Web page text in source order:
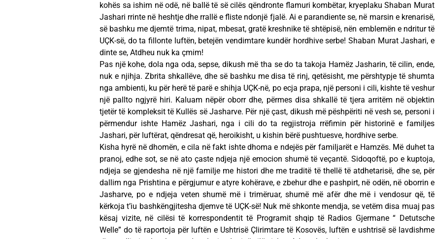
kohës sa ishim në odë, në ballë të së cilës qëndronte flamuri kombëtar, kryeplaku Shaban Murat
Jashari rrinte në heshtje dhe rrallë e fliste ndonjë fjalë. Ai e parandiente se, në marsin e krenarisë,
së bashku me djemtë trima, nipat, mbesat, gratë kreshnike të shtëpisë, nën emblemën e ndritur të
UÇK-së, do ta fillonte luftën, betejën vendimtare kundër hordhive serbe! Shaban Murat Jashari, e
dinte se, Atdheu nuk ka çmim!
Pas një kohe, dola nga oda, sepse, dikush më tha se do ta takoja Hamëz Jasharin, të cilin, ende,
nuk e njihja. Zbrita shkallëve, dhe së bashku me disa të rinj, qetësisht, me përshtypje të shumta
nga ambienti, ku për herë të parë e shihja UÇK-në, po ecja prapa, një personi i cili, kishte të veshur
një pallto ngjyrë hiri. Kaluam nëpër oborr dhe, përmes disa shkallë të tjera arritëm në objektin
tjetër të kompleksit të Kullës së Jasharve. Për një çast, dikush më pëshpëriti në vesh se, personi i
përmendur ishte Hamëz Jashari, nga i cili do ta regjistroja rrëfimin për historinë e familjes
Jashari, për luftërat, qëndresat që, heroikisht, u kishin bërë pushtuesve, hordhive serbe.
Kisha hyrë në dhomën, e cila në fakt ishte dhoma e ndejës për familjarët e Hamzës. Më duhet ta
pranoj, edhe sot, se në ato çaste ndjeja një emocion shumë të veçantë. Sidoqoftë, po e kuptoja,
ndjeja se gjendesha në një familje me histori dhe me traditë të thellë të atdhetarisë, dhe se, për
dallim nga Prishtina e përgjumur e atyre kohërave, e zbehur dhe e pashpirt, në odën, në oborrin e
Jasharve, po e ndjeja veten shumë më i trimëruar, shumë më afër dhe më i vendosur që, të
kërkoja t’iu bashkëngjitesha djemve të UÇK-së! Nuk më shkonte mendja, se vetëm disa muaj pas
kësaj vizite, në cilësi të korrespondentit të Programit shqip të Radios Gjermane “ Detutsche
Welle” do të raportoja për luftën e Ushtrisë Çlirimtare të Kosovës, luftën e ushtrisë së lavdishme